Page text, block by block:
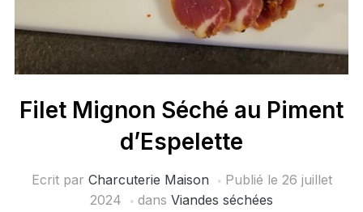
Filet Mignon Séché au Piment
d’Espelette
Ecrit par Charcuterie Maison Publié le 26 juillet
2024
dans Viandes séchées